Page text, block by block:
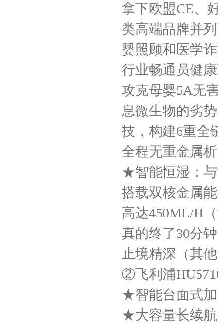
拿下欧盟CE、
类高端品牌并
婴照顾和医学
行业畅通员健
攻克母婴5A无
息微生物的劣
技，构建6重全
全程无重金属
★智能恒湿：与
搭载双核金属
高达450ML/H
真的终了30分
止境精深（其
②飞利浦
★智能台面式
★大容量长续航